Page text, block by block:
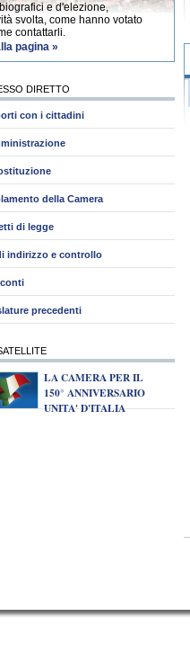
e d'elezione,
svolta, come hanno votato
contattarli.
pagina »
DIRETTO
con i cittadini
della Camera
di legge
indirizzo e controllo
precedenti
LA CAMERA PER IL
150° ANNIVERSARIO
UNITA' D'ITALIA